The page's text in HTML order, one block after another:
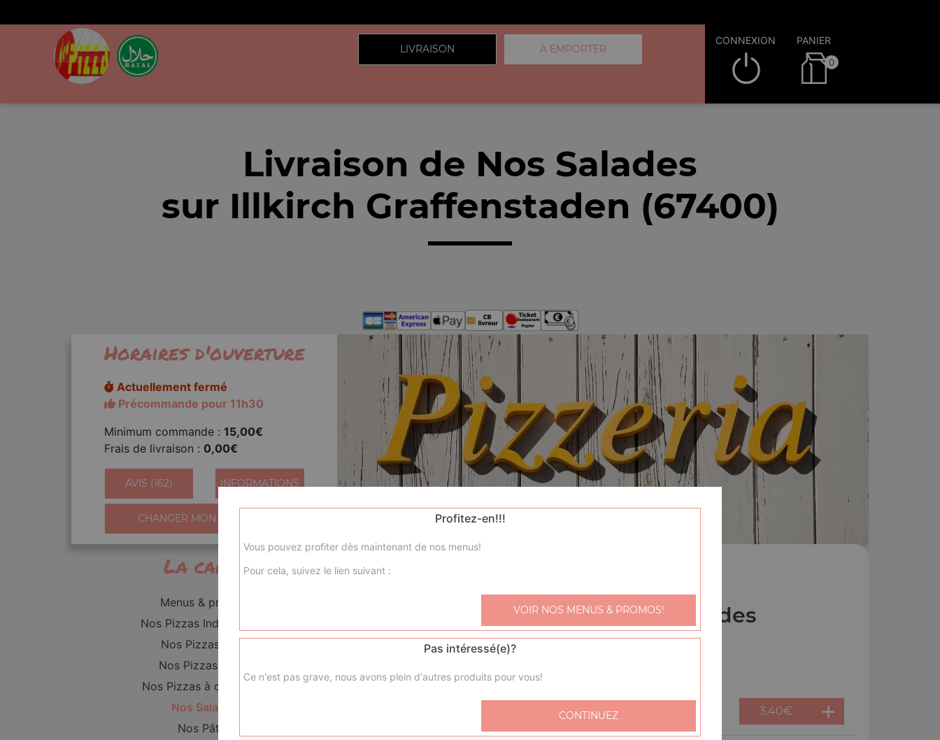
LIVRAISON A EMPORTER
CONNEXION PANIER
0
Livraison de Nos Salades
sur Illkirch Graffenstaden (67400)
Horaires d'ouverture
Actuellement fermé
Précommande pour 11h30
Minimum commande : 15,00€
Frais de livraison : 0,00€
AVIS (162) INFORMATIONS
CHANGER MON QUARTIER
La carte
Menus & promos
Nos Pizzas Individuelles
Nos Pizzas Maxi
Nos Pizzas Méga
Nos Pizzas à composer
Nos Salades
Nos Pâtes
Nos Salades
3.40€
Profitez-en!!!
Vous pouvez profiter dès maintenant de nos menus!
Pour cela, suivez le lien suivant :
VOIR NOS MENUS & PROMOS!
Pas intéressé(e)?
Ce n'est pas grave, nous avons plein d'autres produits pour vous!
CONTINUEZ